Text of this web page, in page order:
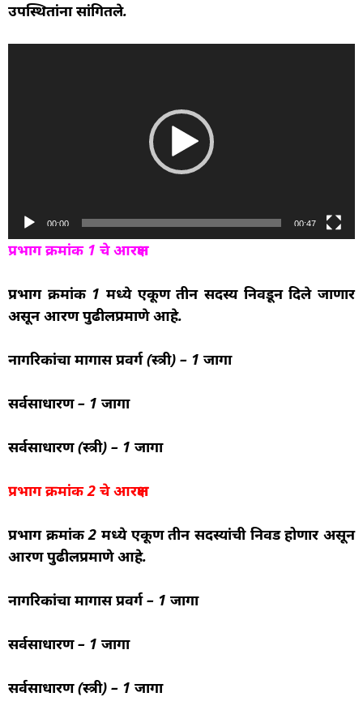
उपस्थितांना सांगितले.
00:00 00:47
प्रभाग क्रमांक 1 चे आरक्षण
प्रभाग क्रमांक 1 मध्ये एकूण तीन सदस्य निवडून दिले जाणार
असून आरक्षण पुढीलप्रमाणे आहे.
नागरिकांचा मागास प्रवर्ग (स्त्री) – 1 जागा
सर्वसाधारण – 1 जागा
सर्वसाधारण (स्त्री) – 1 जागा
प्रभाग क्रमांक 2 चे आरक्षण
प्रभाग क्रमांक 2 मध्ये एकूण तीन सदस्यांची निवड होणार असून
आरक्षण पुढीलप्रमाणे आहे.
नागरिकांचा मागास प्रवर्ग – 1 जागा
सर्वसाधारण – 1 जागा
सर्वसाधारण (स्त्री) – 1 जागा